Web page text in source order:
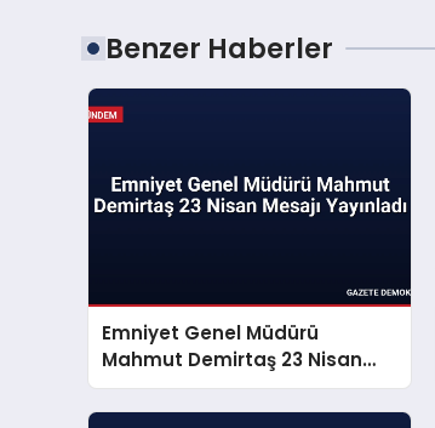
Benzer Haberler
Emniyet Genel Müdürü
Mahmut Demirtaş 23 Nisan
Mesajı Yayınladı